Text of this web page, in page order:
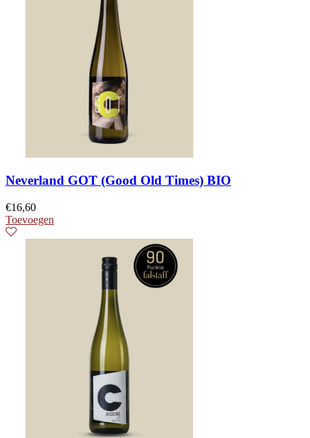
Neverland GOT (Good Old Times) BIO
€16,60
Toevoegen